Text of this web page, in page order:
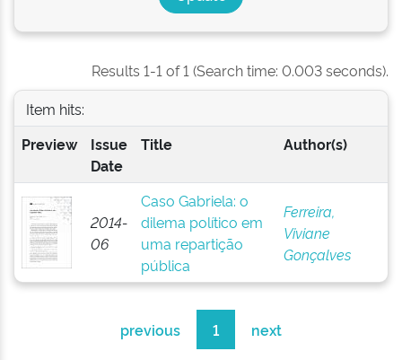
Results 1-1 of 1 (Search time: 0.003 seconds).
Item hits:
Preview
Issue
Date
Title Author(s)
2014-
06
Caso Gabriela: o
dilema político em
uma repartição
pública
Ferreira,
Viviane
Gonçalves
previous 1 next